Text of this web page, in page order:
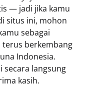
— jadi jika kamu
situs ini, mohon
sebagai
terus berkembang
Indonesia.
secara langsung
kasih.